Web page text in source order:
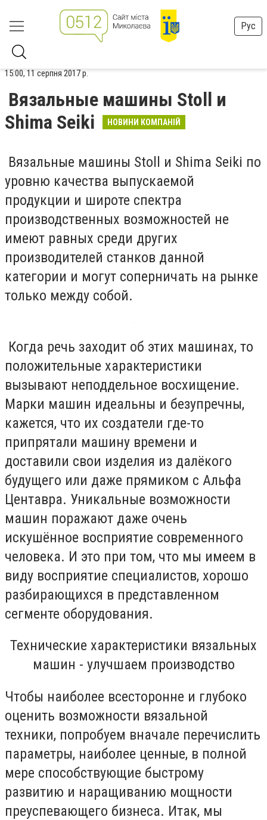
Рус
15:00, 11 серпня 2017 р.
Вязальные машины Stoll и
Shima Seiki
НОВИНИ КОМПАНІЙ
Вязальные машины Stoll и Shima Seiki по
уровню качества выпускаемой
продукции и широте спектра
производственных возможностей не
имеют равных среди других
производителей станков данной
категории и могут соперничать на рынке
только между собой.
Когда речь заходит об этих машинах, то
положительные характеристики
вызывают неподдельное восхищение.
Марки машин идеальны и безупречны,
кажется, что их создатели где-то
припрятали машину времени и
доставили свои изделия из далёкого
будущего или даже прямиком с Альфа
Центавра. Уникальные возможности
машин поражают даже очень
искушённое восприятие современного
человека. И это при том, что мы имеем в
виду восприятие специалистов, хорошо
разбирающихся в представленном
сегменте оборудования.
Технические характеристики вязальных
машин - улучшаем производство
Чтобы наиболее всесторонне и глубоко
оценить возможности вязальной
техники, попробуем вначале перечислить
параметры, наиболее ценные, в полной
мере способствующие быстрому
развитию и наращиванию мощности
преуспевающего бизнеса. Итак, мы